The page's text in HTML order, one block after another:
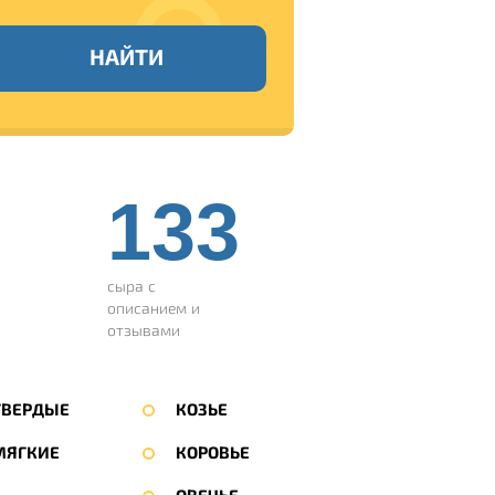
НАЙТИ
133
сыра с
описанием и
отзывами
КОЗЬЕ
КОРОВЬЕ